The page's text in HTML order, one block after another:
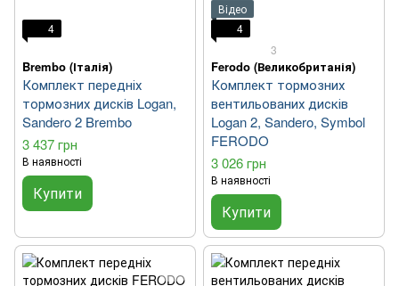
4
Brembo (Італія)
Комплект передніх
тормозних дисків Logan,
Sandero 2 Brembo
3 437 грн
В наявності
Купити
Відео
4
3
Ferodo (Великобританія)
Комплект тормозних
вентильованих дисків
Logan 2, Sandero, Symbol
FERODO
3 026 грн
В наявності
Купити